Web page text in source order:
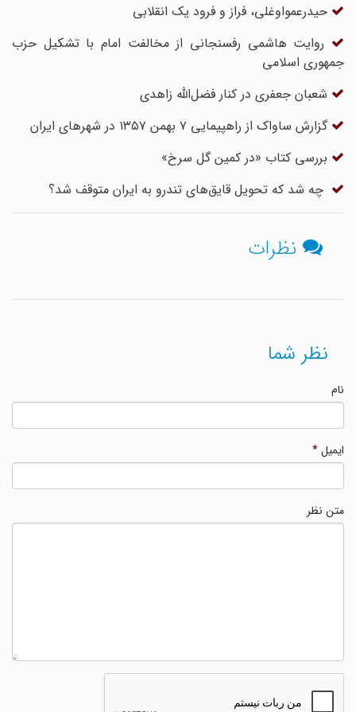
حیدرعمواوغلی، فراز و فرود یک انقلابی
روایت هاشمی رفسنجانی از مخالفت امام با تشکیل حزب
جمهوری اسلامی
شعبان جعفری در کنار فضل‌الله زاهدی
گزارش ساواک از راهپیمایى ۷ بهمن ۱۳۵۷ در شهرهای ایران
بررسی کتاب «در کمین گل سرخ»
چه شد که تحویل قایق‌های تندرو به ایران متوقف شد؟
نظرات
نظر شما
ایمیل*
متن نظر